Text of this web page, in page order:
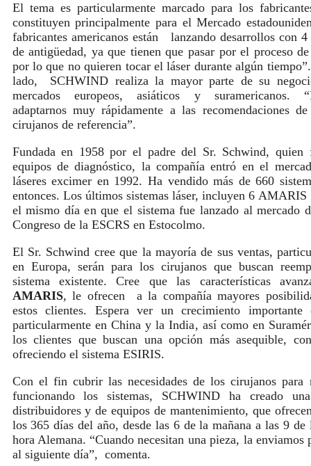
El tema es particularmente marcado para los
constituyen principalmente para el Mercado
fabricantes americanos están lanzando desarrollos con
de antigüedad, ya que tienen que pasar por el proceso
por lo que no quieren tocar el láser durante algún
lado, SCHWIND realiza la mayor parte de su
mercados europeos, asiáticos y suramericanos.
adaptarnos muy rápidamente a las recomendaciones de
cirujanos de referencia”.
Fundada en 1958 por el padre del Sr. Schwind, quien
equipos de diagnóstico, la compañía entró en el
láseres excimer en 1992. Ha vendido más de 660
entonces. Los últimos sistemas láser, incluyen 6AMARIS
el mismo día en que el sistema fue lanzado al mercado
Congreso de la ESCRS en Estocolmo.
El Sr. Schwind cree que la mayoría de sus ventas,
en Europa, serán para los cirujanos que buscan
sistema existente. Cree que las características
AMARIS, le ofrecen a la compañía mayores
estos clientes. Espera ver un crecimiento importante
particularmente en China y la India, así como en
los clientes que buscan una opción más asequible,
ofreciendo el sistema ESIRIS.
Con el fin cubrir las necesidades de los cirujanos para
funcionando los sistemas, SCHWIND ha creado
distribuidores y de equipos de mantenimiento, que
los 365 días del año, desde las 6 de la mañana a las 9 de
hora Alemana. “Cuando necesitan una pieza, la enviamos
al siguiente día”, comenta.